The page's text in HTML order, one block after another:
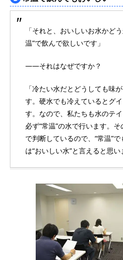
「それと、おいしいお水かど
温”で飲んで欲しいです」
――それはなぜですか？
「冷たい水だとどうしても味
す。硬水でも冷えているとグ
す。なので、私たちも水のテ
必ず“常温”の水で行います。
で判断しているので、“常温”
は“おいしい水”と言えると思い